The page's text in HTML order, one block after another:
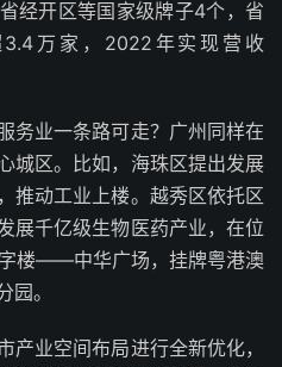
经开区等国家级牌子4个，省
万家，2022年实现营收
务业一条路可走？广州同样在
城区。比如，海珠区提出发展
推动工业上楼。越秀区依托区
展千亿级生物医药产业，在位
楼——中华广场，挂牌粤港澳
。
产业空间布局进行全新优化，